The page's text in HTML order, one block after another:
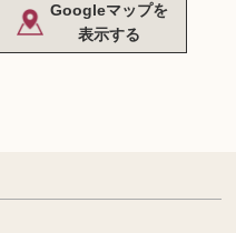
Googleマップを
表示する